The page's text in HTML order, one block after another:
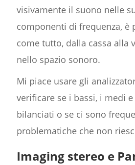
visivamente il suono nelle
componenti di frequenza, è
come tutto, dalla cassa alla
nello spazio sonoro.
Mi piace usare gli
verificare se i bassi, i medi
bilanciati o se ci sono
problematiche che non
Imaging stereo e